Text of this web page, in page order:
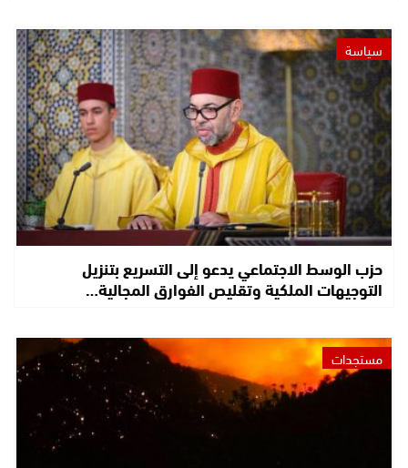
سياسة
حزب الوسط الاجتماعي يدعو إلى التسريع بتنزيل
التوجيهات الملكية وتقليص الفوارق المجالية…
مستجدات